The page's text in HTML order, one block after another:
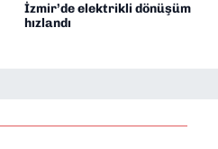
İzmir’de elektrikli dönüşüm
hızlandı